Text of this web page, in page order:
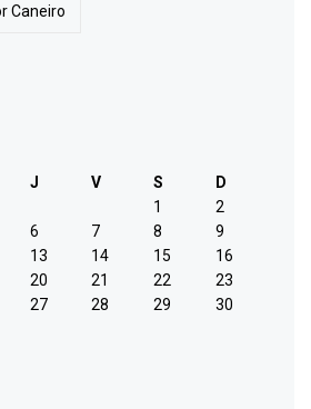
Caneiro
J V S
D
1
2
6 7 8
9
13 14 15
16
20 21 22
23
27 28 29
30